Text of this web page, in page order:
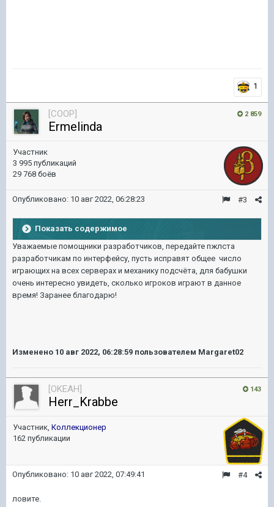
1
2 859
[COOP]
Ermelinda
Участник
3 995 публикаций
29 768 боёв
#3
Опубликовано: 10 авг 2022, 06:28:23
Показать содержимое
Уважаемые помощники разработчиков, передайте пжлста
разработчикам по интерфейсу, пусть исправят общее число
играющих на всех серверах и механику подсчёта, для бабушки
очень интересно увидеть, сколько игроков играют в данное
время! Заранее благодарю!
Изменено 10 авг 2022, 06:28:59 пользователем Margaret02
143
[OKEAH]
Herr_Krabbe
Участник, Коллекционер
162 публикации
#4
Опубликовано: 10 авг 2022, 07:49:41
ловите.